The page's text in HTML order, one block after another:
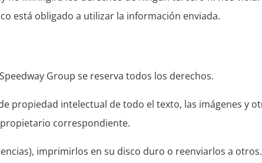
está obligado a utilizar la información enviada.
Group se reserva todos los derechos.
propiedad intelectual de todo el texto, las imágenes y
correspondiente.
imprimirlos en su disco duro o reenviarlos a